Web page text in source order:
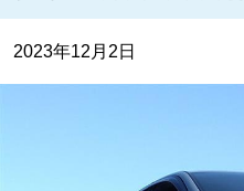
2023年12月2日